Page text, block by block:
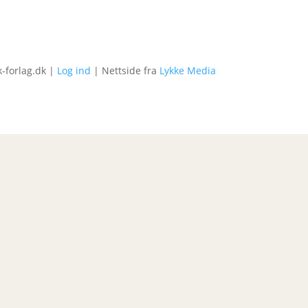
forlag.dk | Log ind | Nettside fra Lykke Media